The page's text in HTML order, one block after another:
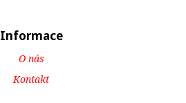
Informace
O nás
Kontakt